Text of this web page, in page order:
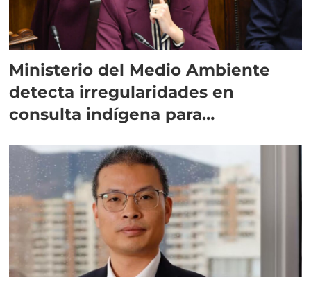
Ministerio del Medio Ambiente
detecta irregularidades en
consulta indígena para